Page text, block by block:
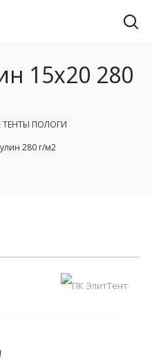
15х20 280
ТЕНТЫ ПОЛОГИ
280 г/м2